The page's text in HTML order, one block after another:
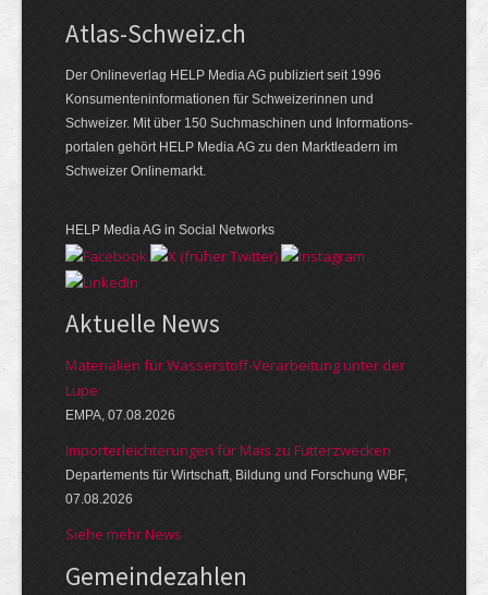
Atlas-Schweiz.ch
Der Onlineverlag HELP Media AG publiziert seit 1996
Konsumenten­infor­mationen für Schwei­zerinnen und
Schweizer. Mit über 150 Such­ma­schinen und Infor­mations­
portalen gehört HELP Media AG zu den Markt­leadern im
Schweizer Onlinemarkt.
HELP Media AG in Social Networks
Aktuelle News
Materialien für Wasserstoff-Verarbeitung unter der
Lupe
EMPA, 07.08.2026
Importerleichterungen für Mais zu Futterzwecken
Departements für Wirtschaft, Bildung und Forschung WBF,
07.08.2026
Siehe mehr News
Gemeinde­zahlen